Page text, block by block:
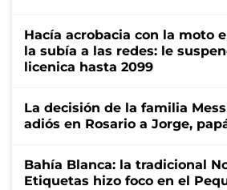
Hacía acrobacia con la moto
la subía a las redes: le
licenica hasta 2099
La decisión de la familia
adiós en Rosario a Jorge,
Bahía Blanca: la tradicional
Etiquetas hizo foco en el